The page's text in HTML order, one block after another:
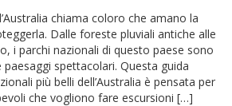
chiama coloro che amano la
Dalle foreste pluviali antiche alle
i parchi nazionali di questo paese sono
spettacolari. Questa guida
più belli dell’Australia è pensata per
che vogliono fare escursioni […]